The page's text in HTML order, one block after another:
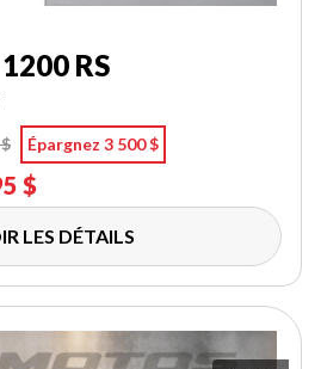
RS
Épargnez 3 500 $
$
LES DÉTAILS